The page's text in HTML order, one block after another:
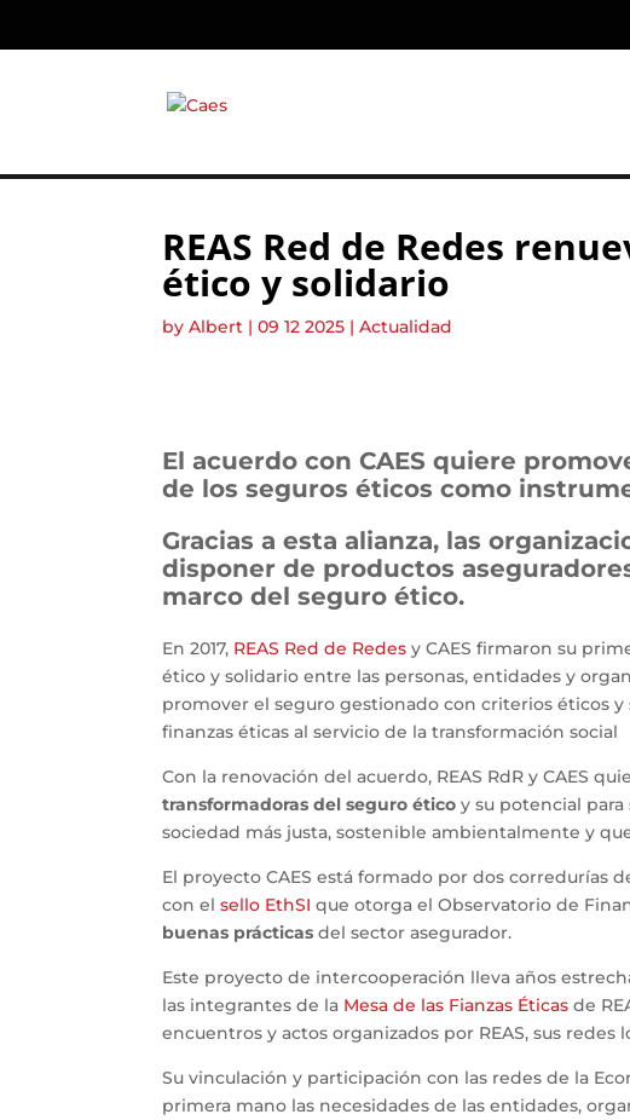
REAS Red de Redes
ético y solidario
byAlbert |09 12 2025 |Actualidad
El acuerdo con CAES quiere
de los seguros éticos como
Gracias a esta alianza, las
disponer de productos
marco del seguro ético.
En 2017, REAS Red de Redes y CAES firmaron su
ético y solidario entre las personas, entidades y
promover el seguro gestionado con criterios éticos
finanzas éticas al servicio de la transformación social
Con la renovación del acuerdo, REAS RdR y CAES
transformadoras del seguro ético y su potencial
sociedad más justa, sostenible ambientalmente y
El proyecto CAES está formado por dos corredurías
con elsello EthSI que otorga el Observatorio de
buenas prácticas del sector asegurador.
Este proyecto de intercooperación lleva años
las integrantes de la Mesa de las Fianzas Éticas de
encuentros y actos organizados por REAS, sus
Su vinculación y participación con las redes de la
primera mano las necesidades de las entidades,